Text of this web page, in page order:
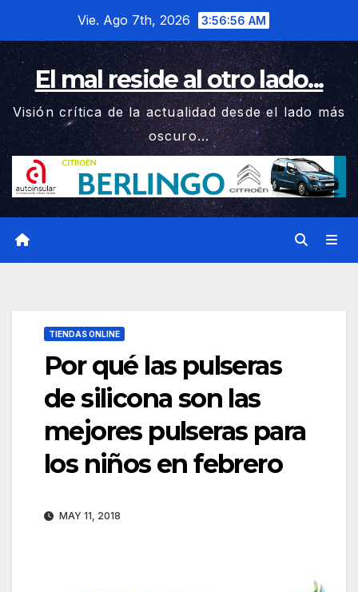
contenido
Vie. Ago 7th, 2026 3:56:57 AM
El mal reside al otro lado...
Visión crítica de la actualidad desde el lado más
oscuro...
TIENDAS ONLINE
Por qué las pulseras
de silicona son las
mejores pulseras para
los niños en febrero
MAY 11, 2018